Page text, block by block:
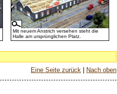
Mit neuem Anstrich versehen steht die
Halle am ursprünglichen Platz.
Eine Seite zurück Nach oben